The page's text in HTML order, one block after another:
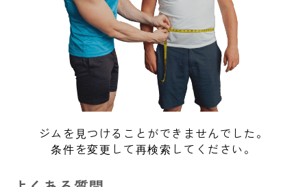
ジムを見つけることができませんでした。
条件を変更して再検索してください。